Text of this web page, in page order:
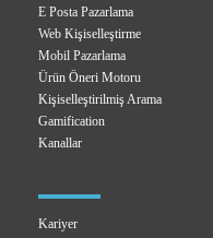
E Posta Pazarlama
Web Kişiselleştirme
Mobil Pazarlama
Ürün Öneri Motoru
Kişiselleştirilmiş Arama
Gamification
Kanallar
Kariyer